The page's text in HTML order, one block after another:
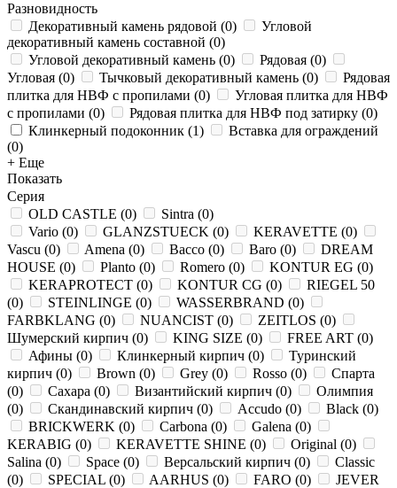
Разновидность
Декоративный камень рядовой (0)
Угловой
декоративный камень составной (0)
Угловой декоративный камень (0) Рядовая (0)
Угловая (0) Тычковый декоративный камень (0)
Рядовая
плитка для НВФ с пропилами (0)
Угловая плитка для НВФ
с пропилами (0) Рядовая плитка для НВФ под затирку (0)
Клинкерный подоконник (1)
Вставка для ограждений
(0)
+ Еще
Показать
Серия
OLD CASTLE (0) Sintra (0)
Vario (0) GLANZSTUECK (0) KERAVETTE (0)
Vascu (0) Amena (0) Bacco (0) Baro (0)
DREAM
HOUSE (0) Planto (0) Romero (0) KONTUR EG (0)
KERAPROTECT (0) KONTUR СG (0)
RIEGEL 50
(0) STEINLINGE (0) WASSERBRAND (0)
FARBKLANG (0) NUANCIST (0) ZEITLOS (0)
Шумерский кирпич (0) KING SIZE (0) FREE ART (0)
Афины (0) Клинкерный кирпич (0)
Туринский
кирпич (0) Brown (0) Grey (0) Rosso (0)
Спарта
(0) Сахара (0) Византийский кирпич (0)
Олимпия
(0) Скандинавский кирпич (0) Accudo (0) Black (0)
BRICKWERK (0) Carbona (0) Galena (0)
KERABIG (0) KERAVETTE SHINE (0) Original (0)
Salina (0) Space (0) Версальский кирпич (0)
Classic
(0) SPECIAL (0) AARHUS (0) FARO (0)
JEVER